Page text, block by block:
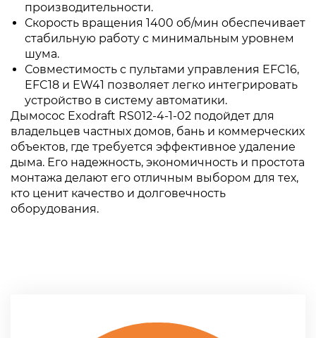
производительности.
Скорость вращения 1400 об/мин обеспечивает
стабильную работу с минимальным уровнем
шума.
Совместимость с пультами управления EFC16,
EFC18 и EW41 позволяет легко интегрировать
устройство в систему автоматики.
Дымосос Exodraft RS012-4-1-02 подойдет для
владельцев частных домов, бань и коммерческих
объектов, где требуется эффективное удаление
дыма. Его надежность, экономичность и простота
монтажа делают его отличным выбором для тех,
кто ценит качество и долговечность
оборудования.